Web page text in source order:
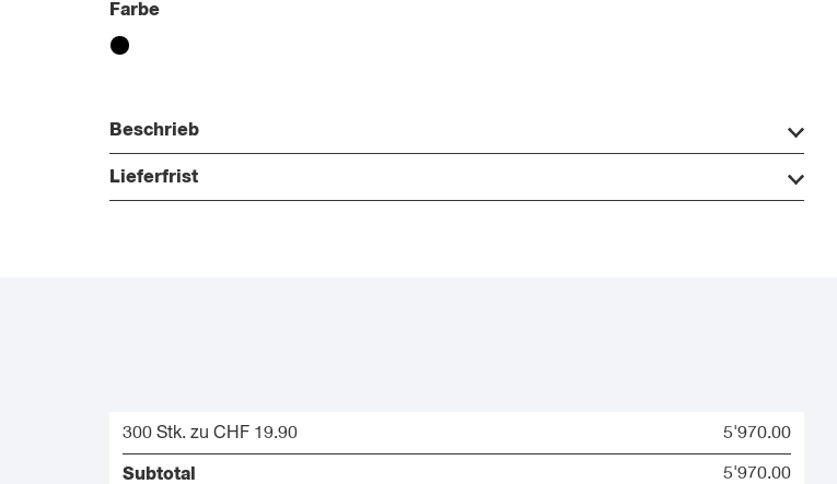
Farbe
Beschrieb
Lieferfrist
300 Stk. zu CHF 19.90 5'970.00
Subtotal
5'970.00